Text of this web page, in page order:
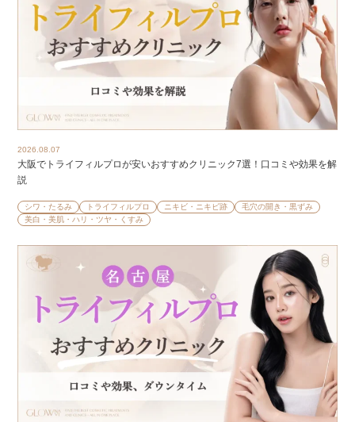
2026.08.07
大阪でトライフィルプロが安いおすすめクリニック7選！口コミや効果を解
説
シワ・たるみ トライフィルプロ ニキビ・ニキビ跡
毛穴の開き・黒ずみ
美白・美肌・ハリ・ツヤ・くすみ